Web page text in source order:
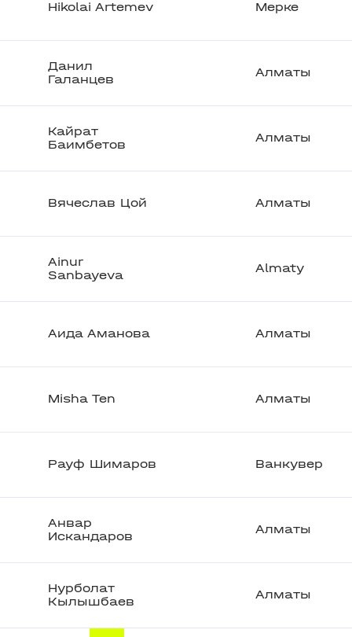
Hikolai Artemev Мерке
Данил
Галанцев
Алматы
Кайрат
Баимбетов
Алматы
Вячеслав Цой Алматы
Ainur
Sanbayeva
Almaty
Аида Аманова Алматы
Misha Ten Алматы
Рауф Шимаров Ванкувер
Анвар
Искандаров
Алматы
Нурболат
Кылышбаев
Алматы